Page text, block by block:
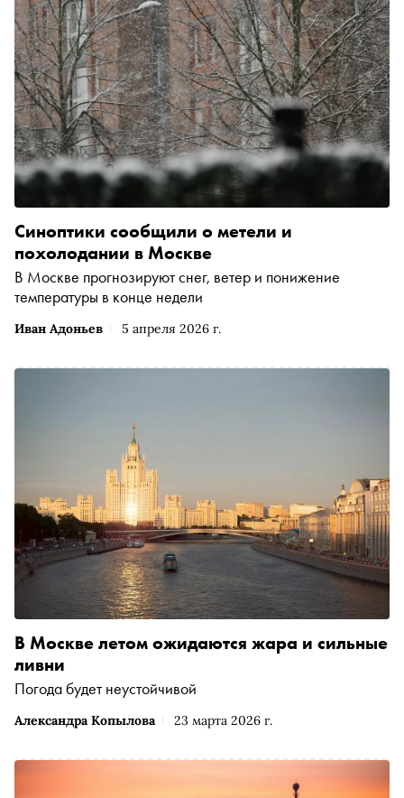
Иван Адоньев 5 апреля 2026 г.
Синоптики сообщили о метели и
похолодании в Москве
В Москве прогнозируют снег, ветер и понижение
температуры в конце недели
Александра Копылова 23 марта 2026 г.
В Москве летом ожидаются жара и сильные
ливни
Погода будет неустойчивой